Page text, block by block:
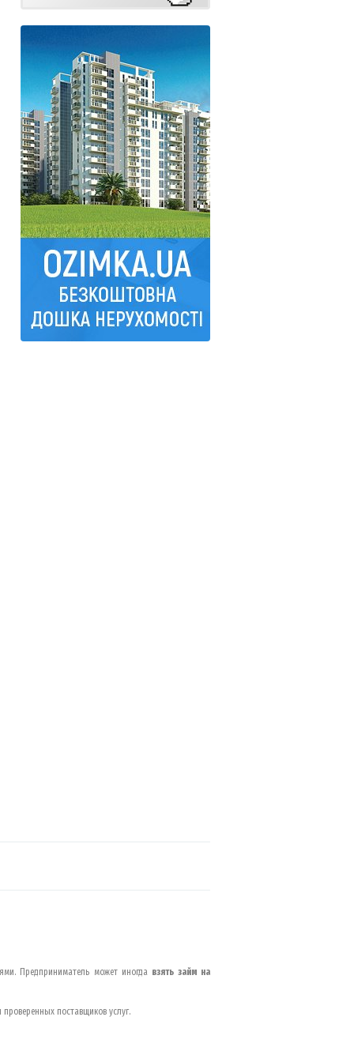
Предприниматель может иногда взять займ на
поставщиков услуг.